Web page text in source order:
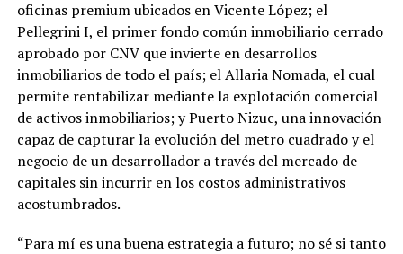
oficinas premium ubicados en Vicente López; el
Pellegrini I, el primer fondo común inmobiliario cerrado
aprobado por CNV que invierte en desarrollos
inmobiliarios de todo el país; el Allaria Nomada, el cual
permite rentabilizar mediante la explotación comercial
de activos inmobiliarios; y Puerto Nizuc, una innovación
capaz de capturar la evolución del metro cuadrado y el
negocio de un desarrollador a través del mercado de
capitales sin incurrir en los costos administrativos
acostumbrados.
“Para mí es una buena estrategia a futuro; no sé si tanto